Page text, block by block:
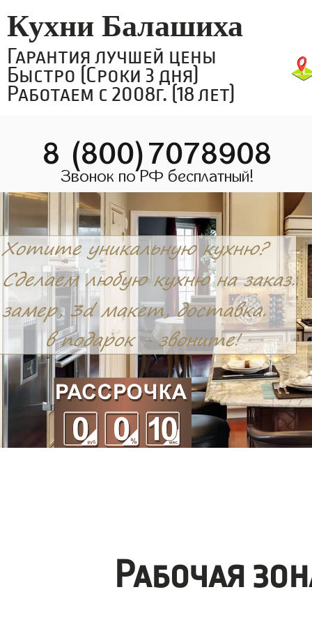
Кухни Балашиха
Гарантия лучшей цены
Быстро (Сроки 3 дня)
Работаем с 2008г. (18 лет)
8 (800)7078908
Звонок по РФ бесплатный!
Рабочая